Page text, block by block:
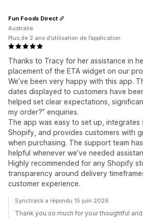
Thanks to Tracy for her assistance in
placement of the ETA widget on our
We’ve been very happy with this app.
dates displayed to customers have
helped set clear expectations,
my order?” enquiries.
The app was easy to set up, integrates
Shopify, and provides customers with
when purchasing. The support team
helpful whenever we’ve needed
Highly recommended for any Shopify
transparency around delivery
customer experience.
Fun Foods Direct
Australie
Plus de 2 ans d’utilisation de l’application
Synctrack a répondu 15 juin 2026
Thank you so much for your thoughtful